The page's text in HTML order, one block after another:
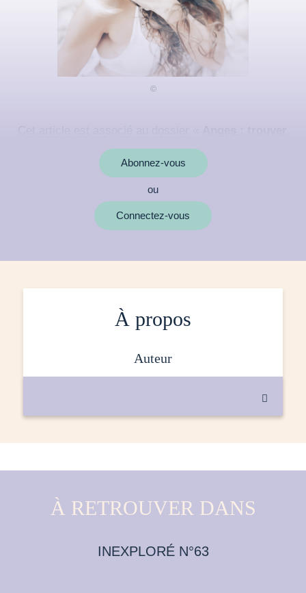
ses guides pour vivre en confiance
Abonnez-vous
ou
Connectez-vous
À propos
auteur

À RETROUVER DANS
INEXPLORÉ N°63